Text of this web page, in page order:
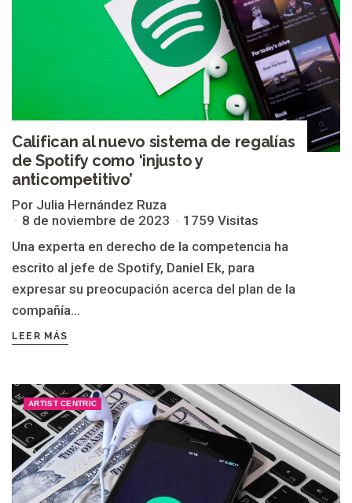
Califican al nuevo sistema de regalías
de Spotify como ‘injusto y
anticompetitivo’
Por Julia Hernández Ruza
8 de noviembre de 2023
1759 Visitas
Una experta en derecho de la competencia ha
escrito al jefe de Spotify, Daniel Ek, para
expresar su preocupación acerca del plan de la
compañía...
LEER MÁS
ARTIST CENTRIC